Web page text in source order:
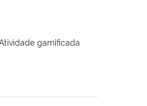
gamificada